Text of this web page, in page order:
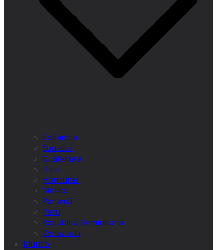
Colômbia
Equador
Guatemala
Haiti
Honduras
México
Panamá
Peru
Républica Dominicana
Venezuela
Mundo